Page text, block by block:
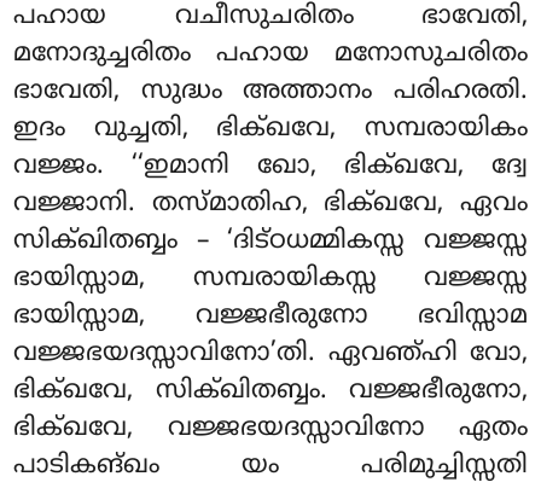
പഹായ വചീസുചരിതം ഭാവേതി,
മനോദുച്ചരിതം പഹായ മനോസുചരിതം
ഭാവേതി, സുദ്ധം അത്താനം പരിഹരതി.
ഇദം വുച്ചതി, ഭിക്ഖവേ, സമ്പരായികം
വജ്ജം. ‘‘ഇമാനി ഖോ, ഭിക്ഖവേ, ദ്വേ
വജ്ജാനി. തസ്മാതിഹ, ഭിക്ഖവേ, ഏവം
സിക്ഖിതബ്ബം – ‘ദിട്ഠധമ്മികസ്സ വജ്ജസ്സ
ഭായിസ്സാമ, സമ്പരായികസ്സ വജ്ജസ്സ
ഭായിസ്സാമ, വജ്ജഭീരുനോ ഭവിസ്സാമ
വജ്ജഭയദസ്സാവിനോ’തി. ഏവഞ്ഹി വോ,
ഭിക്ഖവേ, സിക്ഖിതബ്ബം. വജ്ജഭീരുനോ,
ഭിക്ഖവേ, വജ്ജഭയദസ്സാവിനോ ഏതം
പാടികങ്ഖം യം പരിമുച്ചിസ്സതി